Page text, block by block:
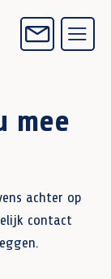
mee
achter op
contact